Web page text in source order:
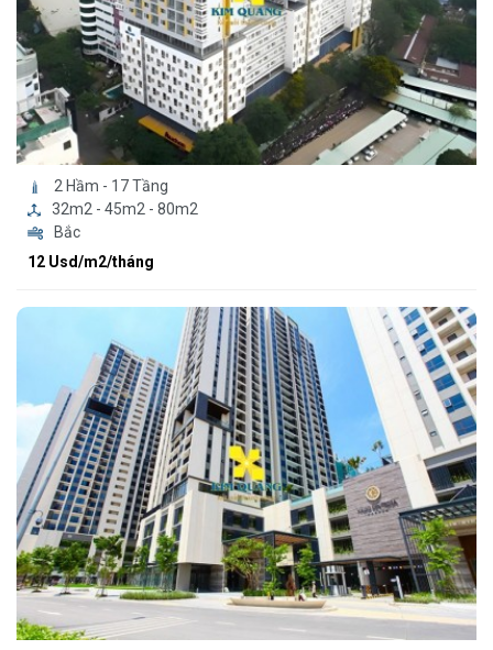
2 Hầm - 17 Tầng
32m2 - 45m2 - 80m2
Bắc
12 Usd/m2/tháng